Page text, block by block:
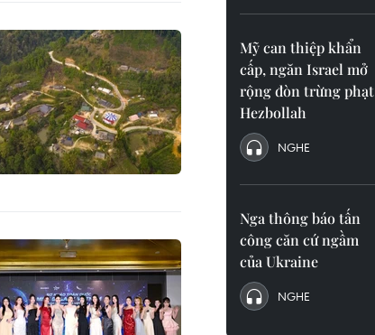
Mỹ can thiệp khẩn
cấp, ngăn Israel mở
rộng đòn trừng phạt
Hezbollah
NGHE
Nga thông báo tấn
công căn cứ ngầm
của Ukraine
NGHE